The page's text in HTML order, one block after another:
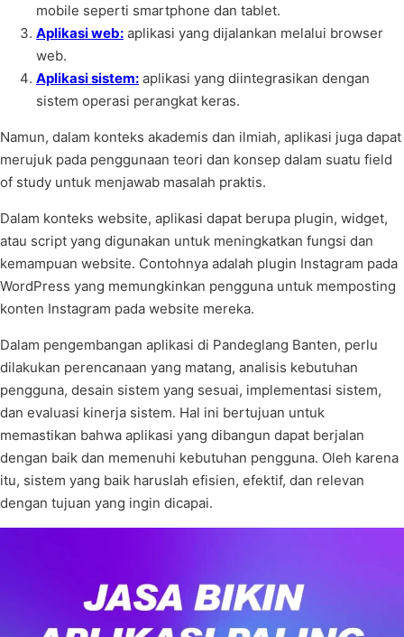
mobile seperti smartphone dan tablet.
Aplikasi web: aplikasi yang dijalankan melalui browser
web.
Aplikasi sistem: aplikasi yang diintegrasikan dengan
sistem operasi perangkat keras.
Namun, dalam konteks akademis dan ilmiah, aplikasi juga dapat
merujuk pada penggunaan teori dan konsep dalam suatu field
of study untuk menjawab masalah praktis.
Dalam konteks website, aplikasi dapat berupa plugin, widget,
atau script yang digunakan untuk meningkatkan fungsi dan
kemampuan website. Contohnya adalah plugin Instagram pada
WordPress yang memungkinkan pengguna untuk memposting
konten Instagram pada website mereka.
Dalam pengembangan aplikasi di Pandeglang Banten, perlu
dilakukan perencanaan yang matang, analisis kebutuhan
pengguna, desain sistem yang sesuai, implementasi sistem,
dan evaluasi kinerja sistem. Hal ini bertujuan untuk
memastikan bahwa aplikasi yang dibangun dapat berjalan
dengan baik dan memenuhi kebutuhan pengguna. Oleh karena
itu, sistem yang baik haruslah efisien, efektif, dan relevan
dengan tujuan yang ingin dicapai.